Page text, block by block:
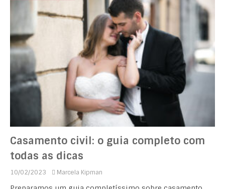
Casamento civil: o guia completo com
todas as dicas
10/02/2023 Marcela Kipman